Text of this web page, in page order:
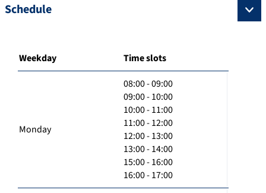
Schedule
Weekday Time slots
Monday
08:00 - 09:00
09:00 - 10:00
10:00 - 11:00
11:00 - 12:00
12:00 - 13:00
13:00 - 14:00
15:00 - 16:00
16:00 - 17:00